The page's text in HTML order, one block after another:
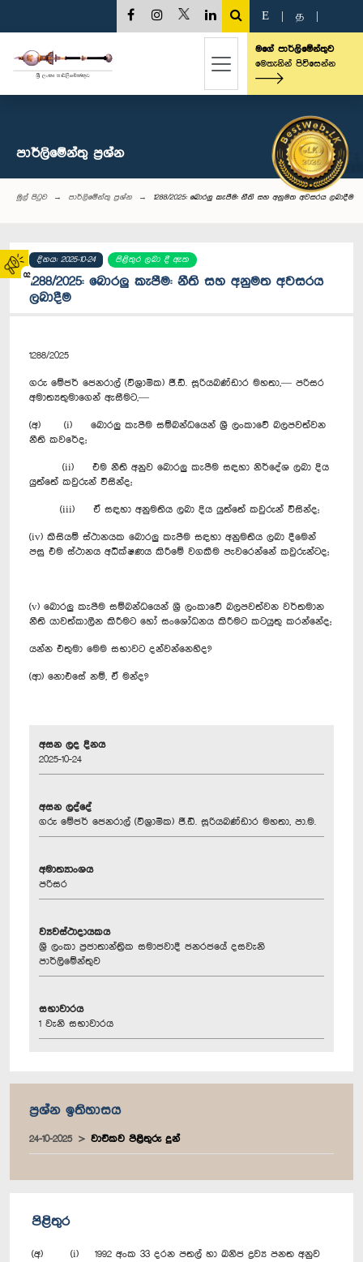
02
E த
මගේ පාර්ලිමේන්තුව
මෙතැනින් පිවිසෙන්න
පාර්ලි‌මේන්තු‌ ප්‍රශ්න
මුල් පිටුව පාර්ලි‌මේන්තු‌ ප්‍රශ්න 1288/2025: බොරලු කැපීම: නීති සහ අනුමත අවසරය ලබාදීම
දිනය: 2025-10-24 පිළිතුර ලබා දී ඇත
1288/2025: බොරලු කැපීම: නීති සහ අනුමත අවසරය
ලබාදීම
1288/2025
ගරු මේජර් ජෙනරාල් (විශ්‍රාමික) ජී.ඩී. සූරියබණ්ඩාර මහතා,— පරිසර
අමාත්‍යතුමාගෙන් ඇසීමට,—
(අ) (i) බොරලු කැපීම සම්බන්ධයෙන් ශ්‍රී ලංකාවේ බලපවත්වන
නීති කවරේද;
(ii) එම නීති අනුව බොරලු කැපීම සඳහා නිර්දේශ ලබා දිය
යුත්තේ කවුරුන් විසින්ද;
(iii) ඒ සඳහා අනුමතිය ලබා දිය යුත්තේ කවුරුන් විසින්ද;
(iv) කිසියම් ස්ථානයක බොරලු කැපීම සඳහා අනුමතිය ලබා දීමෙන්
පසු එම ස්ථානය අධීක්ෂණය කිරීමේ වගකීම පැවරෙන්නේ කවුරුන්ටද;
(v) බොරලු කැපීම සම්බන්ධයෙන් ශ්‍රී ලංකාවේ බලපවත්වන වර්තමාන
නීති යාවත්කාලීන කිරීමට හෝ සංශෝධනය කිරීමට කටයුතු කරන්නේද;
යන්න එතුමා මෙම සභාවට දන්වන්නෙහිද?
(ආ) නොඑසේ නම්, ඒ මන්ද?
අසන ලද දිනය
2025-10-24
අසන ලද්දේ
ගරු මේජර් ජෙනරාල් (විශ්‍රාමික) ජී.ඩී. සූරියබණ්ඩාර මහතා, පා.ම.
අමාත්‍යාංශය
පරිසර
ව්‍යවස්ථාදායකය
ශ්‍රී ලංකා ප්‍රජාතාන්ත්‍රික සමාජවාදී ජනරජයේ දසවැනි
පාර්ලිමේන්තුව
සභාවාරය
1 වැනි සභාවාරය
ප්‍රශ්න ඉතිහාසය
24-10-2025 වාචිකව පිළිතුරු දුන්
පිළිතුර
(අ) (i) 1992 අංක 33 දරන පතල් හා ඛනිජ ද්‍රව්‍ය පනත අනුව